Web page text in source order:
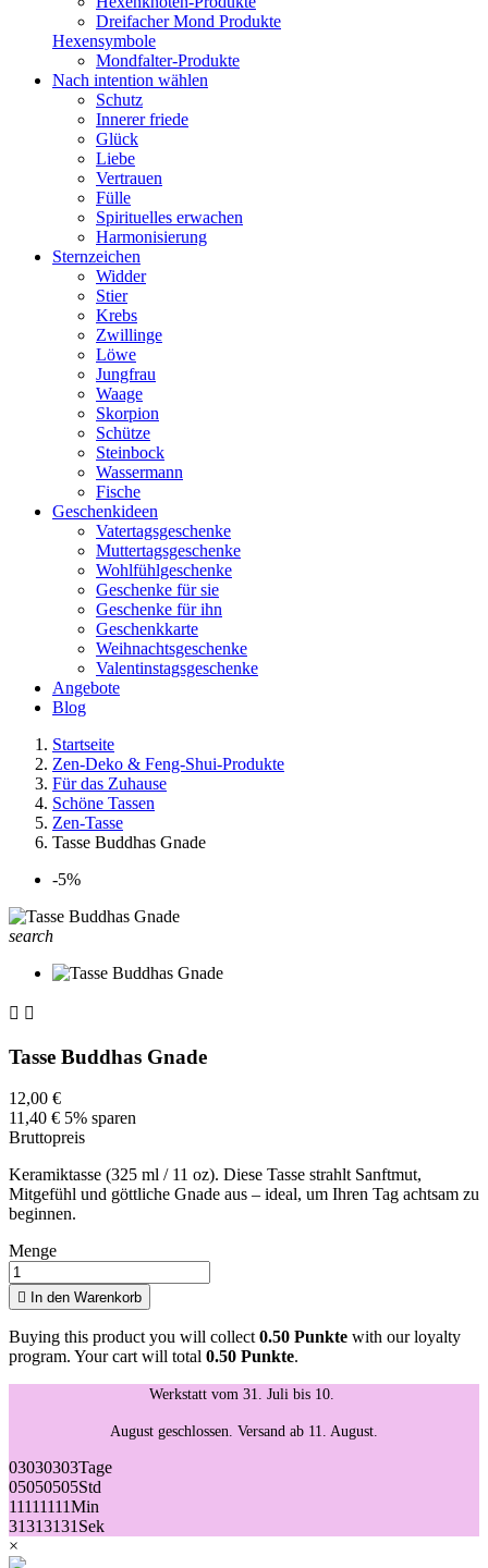
Dreifacher Mond Produkte
Hexensymbole
Mondfalter-Produkte
Nach intention wählen
Schutz
Innerer friede
Glück
Liebe
Vertrauen
Fülle
Spirituelles erwachen
Harmonisierung
Sternzeichen
Widder
Stier
Krebs
Zwillinge
Löwe
Jungfrau
Waage
Skorpion
Schütze
Steinbock
Wassermann
Fische
Geschenkideen
Vatertagsgeschenke
Muttertagsgeschenke
Wohlfühlgeschenke
Geschenke für sie
Geschenke für ihn
Geschenkkarte
Weihnachtsgeschenke
Valentinstagsgeschenke
Angebote
Blog
Startseite
Zen-Deko & Feng-Shui-Produkte
Für das Zuhause
Schöne Tassen
Zen-Tasse
Tasse Buddhas Gnade
-5%
search
 
Tasse Buddhas Gnade
12,00 €
11,40 € 5% sparen
Bruttopreis
Keramiktasse (325 ml / 11 oz). Diese Tasse strahlt Sanftmut,
Mitgefühl und göttliche Gnade aus – ideal, um Ihren Tag achtsam zu
beginnen.
Menge
 In den Warenkorb
Buying this product you will collect0.50 Punkte with our loyalty
program. Your cart will total 0.50 Punkte.
Werkstatt vom 31. Juli bis 10.
August geschlossen. Versand ab 11. August.
03030303Tage
05050505Std
11111111Min
31313131Sek
×